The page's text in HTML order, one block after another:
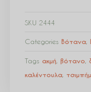
SKU 2444
Categories Βότανα
Tags ακμή βότανο
καλέντουλα